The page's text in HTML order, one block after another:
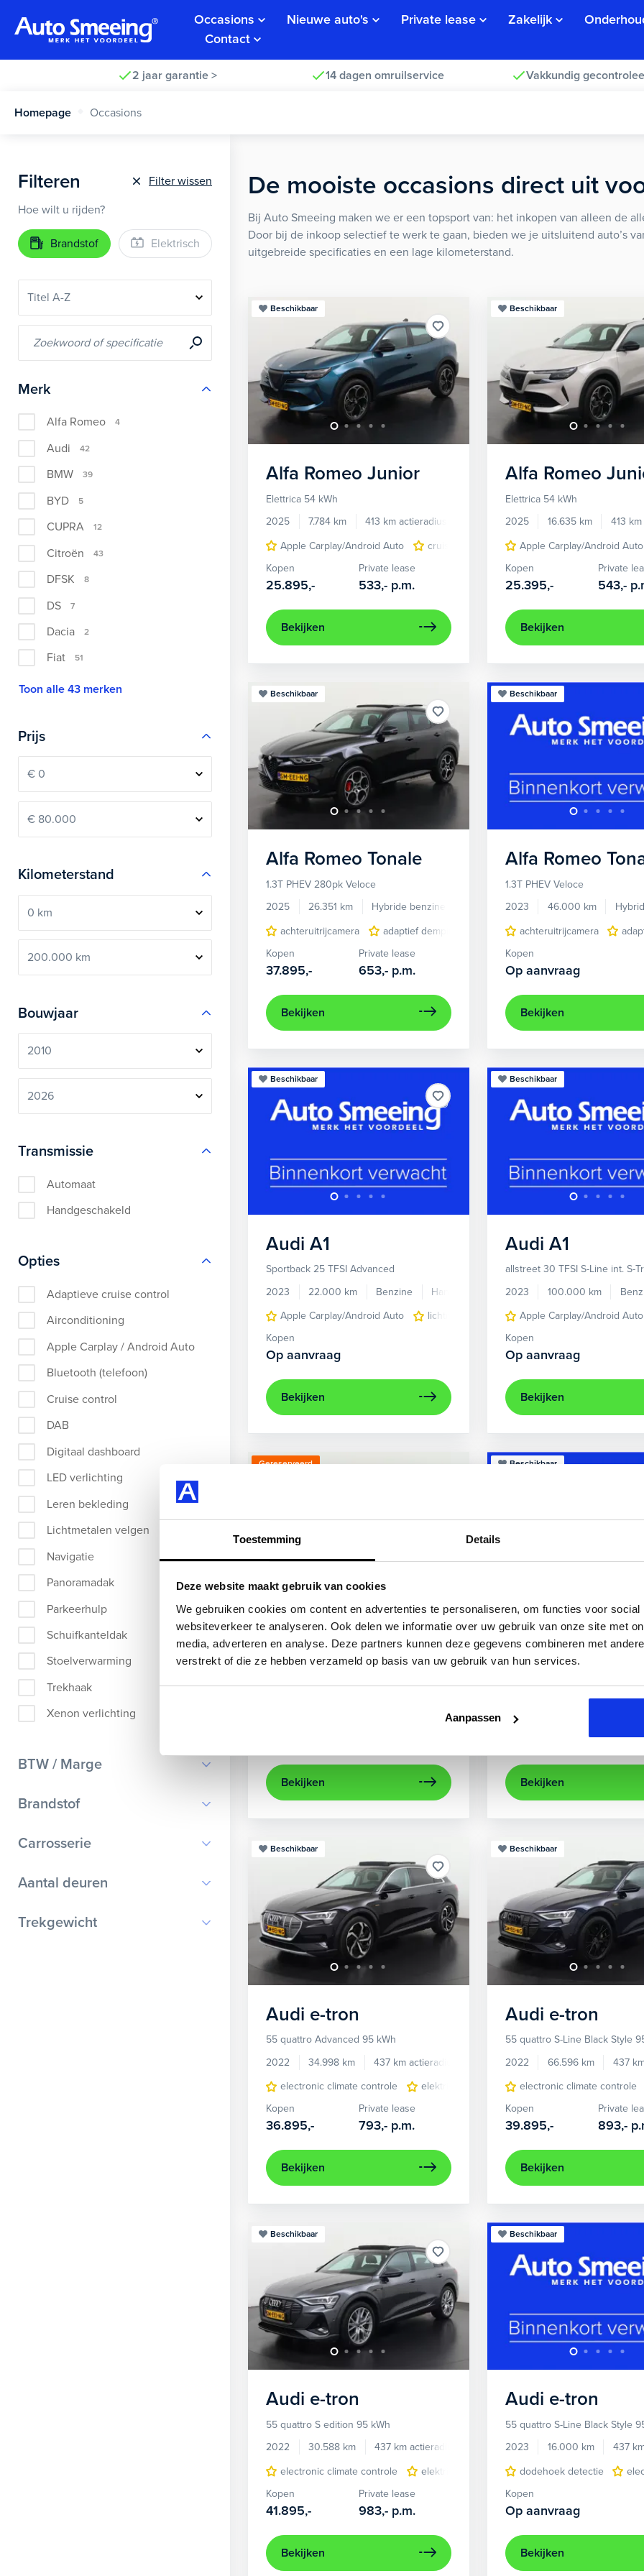
Toestemming Details
Deze website maakt gebruik van cookies
We gebruiken cookies om content en advertenties te personaliseren, om functies voor social
websiteverkeer te analyseren. Ook delen we informatie over uw gebruik van onze site met
media, adverteren en analyse. Deze partners kunnen deze gegevens combineren met
verstrekt of die ze hebben verzameld op basis van uw gebruik van hun services.
Aanpassen
Occasions Nieuwe auto's Private lease Zakelijk
Contact
2 jaar garantie > 14 dagen omruilservice Vakkundig
Homepage Occasions
Filteren
Filter wissen
Hoe wilt u rijden?
Brandstof Elektrisch
Merk
Alfa Romeo 4
Audi 42
BMW 39
BYD 5
CUPRA 12
Citroën 43
DFSK 8
DS 7
Dacia 2
Fiat 51
Toon alle 43 merken
Prijs
Kilometerstand
Bouwjaar
Transmissie
Automaat
Handgeschakeld
Opties
Adaptieve cruise control
Airconditioning
Apple Carplay / Android Auto
Bluetooth (telefoon)
Cruise control
DAB
Digitaal dashboard
LED verlichting
Leren bekleding
Lichtmetalen velgen
Navigatie
Panoramadak
Parkeerhulp
Schuifkanteldak
Stoelverwarming
Trekhaak
Xenon verlichting
BTW / Marge
BTW
Brandstof
Benzine
Elektrisch
Hybride benzine
Carrosserie
Bestelauto
Chassis cabine
Aantal deuren
Trekgewicht
De mooiste occasions direct uit
Bij Auto Smeeing maken we er een topsport van: het inkopen van alleen de
Door bij de inkoop selectief te werk te gaan, bieden we je uitsluitend auto’s
uitgebreide specificaties en een lage kilometerstand.
Beschikbaar
Alfa Romeo Junior
Elettrica 54 kWh
2025
7.784 km 413 km actieradius
Elektrisch
Apple Carplay/Android Auto
cruise control adaptief LED koplampen
Kopen
25.895,-
Private lease
533,- p.m.
Bekijken
Beschikbaar
Alfa Romeo
Elettrica 54 kWh
2025
16.635 km 413 km
Apple Carplay/Android Auto
Kopen
25.395,-
Private
543,-
Bekijken
Beschikbaar
Alfa Romeo Tonale
1.3T PHEV 280pk Veloce
2025
26.351 km Hybride benzine
Automaat
achteruitrijcamera
adaptief demping systeem audio installatie premium
Kopen
37.895,-
Private lease
653,- p.m.
Bekijken
Beschikbaar
Alfa Romeo
1.3T PHEV Veloce
2023
46.000 km
achteruitrijcamera
Kopen
Op aanvraag
Bekijken
Beschikbaar
Audi A1
Sportback 25 TFSI Advanced
2023
22.000 km Benzine
Handgeschakeld
Apple Carplay/Android Auto
lichtmetalen velgen 5-spaaks 17"
Kopen
Op aanvraag
Bekijken
Beschikbaar
Audi A1
allstreet 30 TFSI S-Line int. S-
2023
100.000 km
Apple Carplay/Android Auto
Kopen
Op aanvraag
Bekijken
Gereserveerd
Audi A3
Sportback 40 TFSIe Advanced
lichtmetalen
Bekijken
Beschikbaar
Audi A3
Sportback 40 TFSIe Plug-In
achteruitrijcamera
Kopen
Bekijken
Beschikbaar
Audi e-tron
55 quattro Advanced 95 kWh
2022
34.998 km 437 km actieradius
Elektrisch
electronic climate controle
elektrisch glazen panorama-dak lederen
Kopen
36.895,-
Private lease
793,- p.m.
Bekijken
Beschikbaar
Audi e-tron
55 quattro S-Line Black Style
2022
66.596 km 437
electronic climate controle
Kopen
39.895,-
Private
893,-
Bekijken
Beschikbaar
Audi e-tron
55 quattro S edition 95 kWh
2022
30.588 km 437 km actieradius
Elektrisch
electronic climate controle
elektrisch glazen panorama-dak lederen/stof
Kopen
41.895,-
Private lease
983,- p.m.
Bekijken
Beschikbaar
Audi e-tron
55 quattro S-Line Black Style
2023
16.000 km 437
dodehoek detectie
Kopen
Op aanvraag
Bekijken